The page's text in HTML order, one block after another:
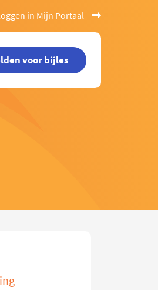
in Mijn Portaal
voor bijles